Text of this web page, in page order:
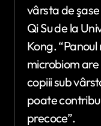
vârsta de
Qi Su de la
Kong.
microbiom
copiii sub
poate
precoce”.